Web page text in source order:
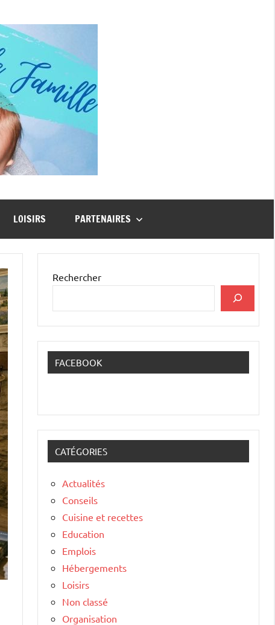
LOISIRS PARTENAIRES
Rechercher
FACEBOOK
CATÉGORIES
Actualités
Conseils
Cuisine et recettes
Education
Emplois
Hébergements
Loisirs
Non classé
Organisation